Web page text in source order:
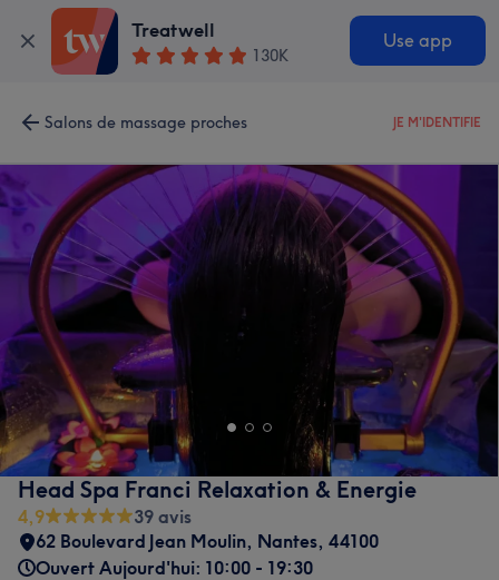
Treatwell
130K
Use app
Salons de massage proches JE M'IDENTIFIE
Head Spa Franci Relaxation & Energie
4,9
39 avis
62 Boulevard Jean Moulin, Nantes, 44100
Ouvert Aujourd'hui: 10:00 - 19:30